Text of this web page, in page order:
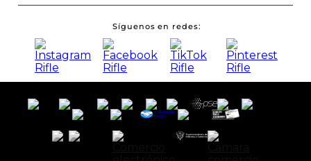
Síguenos en redes